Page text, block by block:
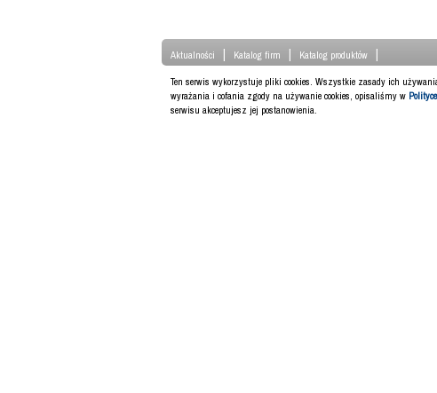
Aktualności | Katalog firm | Katalog produktów |
Ten serwis wykorzystuje pliki cookies. Wszystkie zasady ich
wyrażania i cofania zgody na używanie cookies, opisaliśmy w
serwisu akceptujesz jej postanowienia.